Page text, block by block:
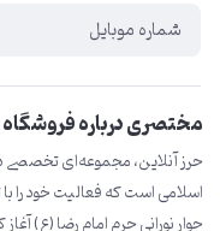
درباره ما
مختصری درباره فروشگاه
حرز آنلاین، مجموعه‌ای
اسلامی است که فعالیت خود را با